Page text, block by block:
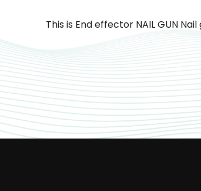
This is End effector NAIL GUN Nail